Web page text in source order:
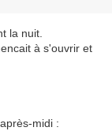
la nuit.
à s'ouvrir et
midi :